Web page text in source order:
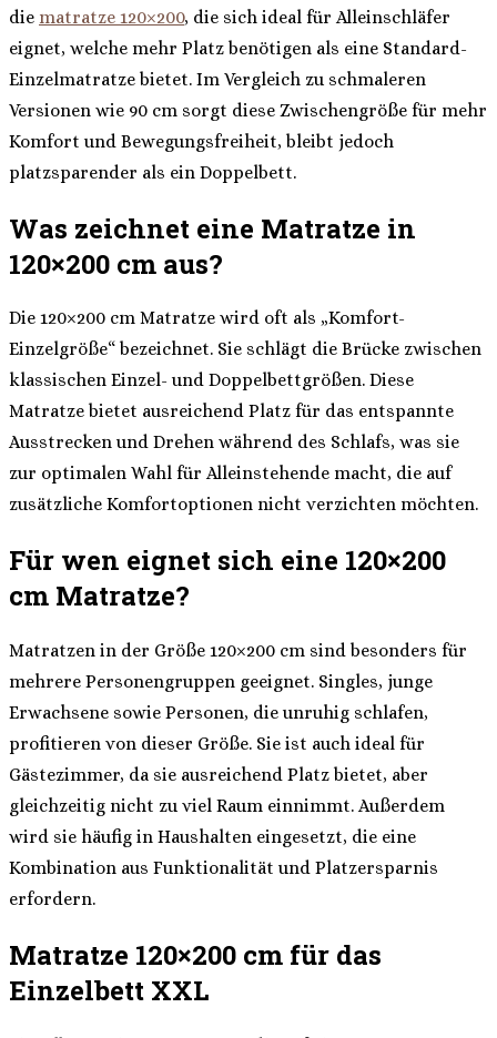
die matratze 120×200, die sich ideal für Alleinschläfer
eignet, welche mehr Platz benötigen als eine Standard-
Einzelmatratze bietet. Im Vergleich zu schmaleren
Versionen wie 90 cm sorgt diese Zwischengröße für mehr
Komfort und Bewegungsfreiheit, bleibt jedoch
platzsparender als ein Doppelbett.
Was zeichnet eine Matratze in
120×200 cm aus?
Die 120×200 cm Matratze wird oft als „Komfort-
Einzelgröße“ bezeichnet. Sie schlägt die Brücke zwischen
klassischen Einzel- und Doppelbettgrößen. Diese
Matratze bietet ausreichend Platz für das entspannte
Ausstrecken und Drehen während des Schlafs, was sie
zur optimalen Wahl für Alleinstehende macht, die auf
zusätzliche Komfortoptionen nicht verzichten möchten.
Für wen eignet sich eine 120×200
cm Matratze?
Matratzen in der Größe 120×200 cm sind besonders für
mehrere Personengruppen geeignet. Singles, junge
Erwachsene sowie Personen, die unruhig schlafen,
profitieren von dieser Größe. Sie ist auch ideal für
Gästezimmer, da sie ausreichend Platz bietet, aber
gleichzeitig nicht zu viel Raum einnimmt. Außerdem
wird sie häufig in Haushalten eingesetzt, die eine
Kombination aus Funktionalität und Platzersparnis
erfordern.
Matratze 120×200 cm für das
Einzelbett XXL